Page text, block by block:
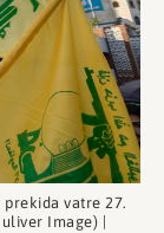
vatre 27.
Image) |